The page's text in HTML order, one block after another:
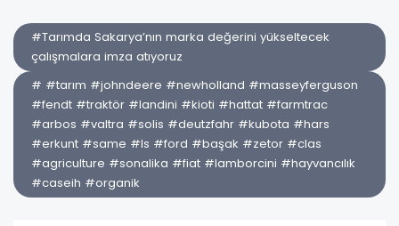
#Tarımda Sakarya’nın marka değerini yükseltecek
çalışmalara imza atıyoruz
# #tarım #johndeere #newholland #masseyferguson
#fendt #traktör #landini #kioti #hattat #farmtrac
#arbos #valtra #solis #deutzfahr #kubota #hars
#erkunt #same #ls #ford #başak #zetor #clas
#agriculture #sonalika #fiat #lamborcini #hayvancılık
#caseih #organik